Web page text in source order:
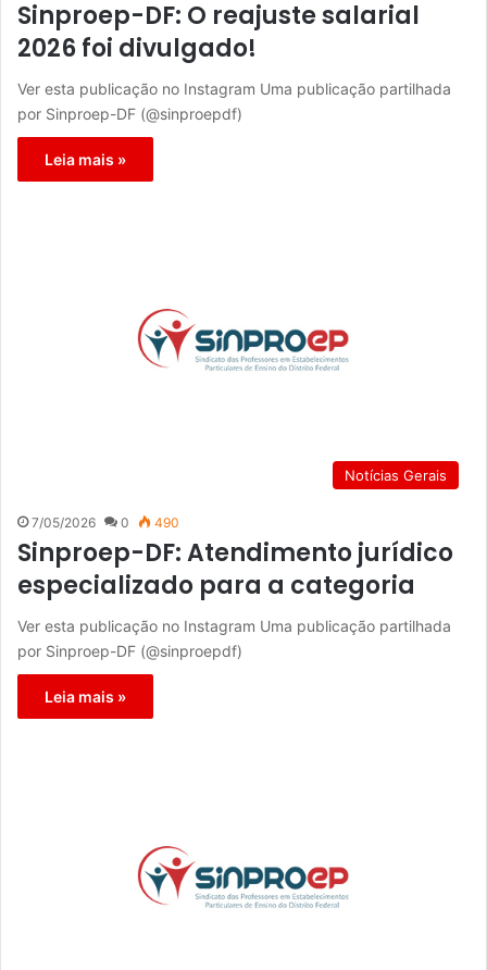
Sinproep-DF: O reajuste salarial
2026 foi divulgado!
Ver esta publicação no Instagram Uma publicação partilhada
por Sinproep-DF (@sinproepdf)
Leia mais »
Notícias Gerais
7/05/2026 0 490
Sinproep-DF: Atendimento jurídico
especializado para a categoria
Ver esta publicação no Instagram Uma publicação partilhada
por Sinproep-DF (@sinproepdf)
Leia mais »